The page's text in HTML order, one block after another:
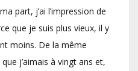
part, j’ai l’impression de
que je suis plus vieux, il y
moins. De la même
j’aimais à vingt ans et,